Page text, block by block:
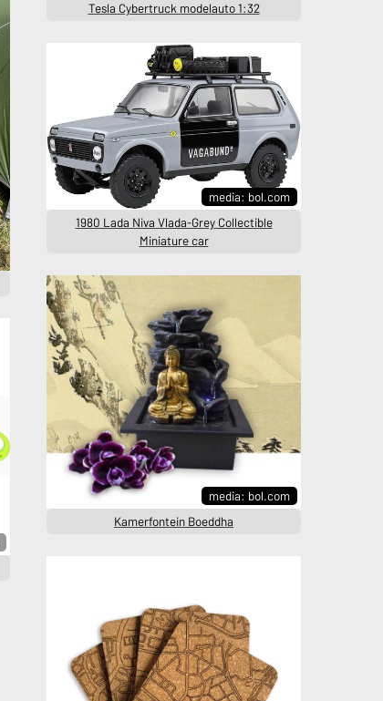
Tesla Cybertruck modelauto 1:32
media: bol.com
1980 Lada Niva Vlada-Grey Collectible
Miniature car
media: bol.com
Kamerfontein Boeddha